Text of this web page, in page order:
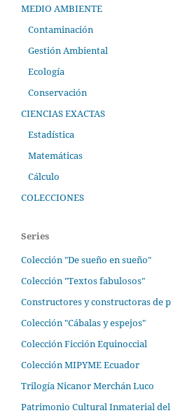
MEDIO AMBIENTE
Contaminación
Gestión Ambiental
Ecología
Conservación
CIENCIAS EXACTAS
Estadística
Matemáticas
Cálculo
COLECCIONES
Series
Colección "De sueño en sueño"
Colección "Textos fabulosos"
Constructores y constructoras de
Colección "Cábalas y espejos"
Colección Ficción Equinoccial
Colección MIPYME Ecuador
Trilogía Nicanor Merchán Luco
Patrimonio Cultural Inmaterial